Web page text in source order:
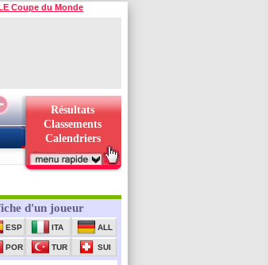
Coupe du Monde
Résultats
Classements
Calendriers